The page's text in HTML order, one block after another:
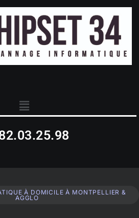
À DOMICILE À MONTPELLIER &
AGGLO